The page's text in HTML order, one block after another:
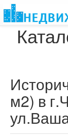
м2) в